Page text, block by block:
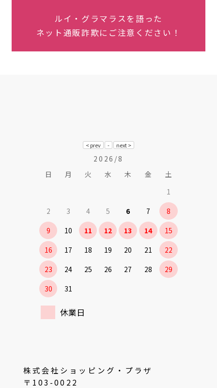
ルイ・グラマラスを語った
ネット通販詐欺にご注意ください！
2026/8
日
月 火 水 木 金
土
1
2
3 4 5 6 7
8
9
10 11 12 13 14
15
16
17 18 19 20 21
22
23
24 25 26 27 28
29
30
31
休業日
株式会社ショッピング・プラザ
〒103-0022